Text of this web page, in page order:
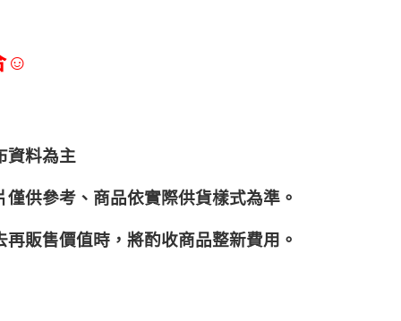
☺
資料為主
供參考、商品依實際供貨樣式為準。
販售價值時，將酌收商品整﻿新費用。